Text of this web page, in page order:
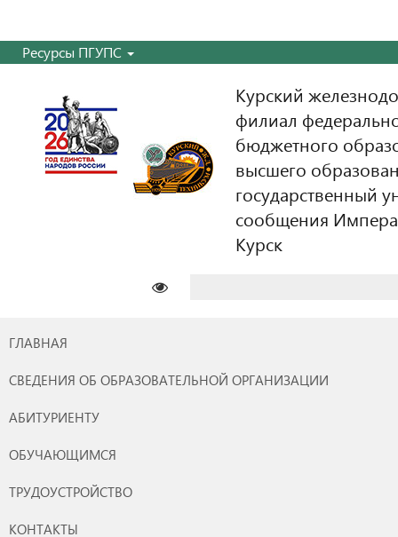
Ресурсы ПГУПС
Курский
филиал
бюджетного
высшего
государственный
сообщения
Курск
ГЛАВНАЯ
СВЕДЕНИЯ ОБ ОБРАЗОВАТЕЛЬНОЙ ОРГАНИЗАЦИИ
АБИТУРИЕНТУ
ОБУЧАЮЩИМСЯ
ТРУДОУСТРОЙСТВО
КОНТАКТЫ